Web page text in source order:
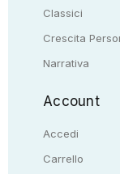
Classici
Crescita
Narrativa
Account
Accedi
Carrello